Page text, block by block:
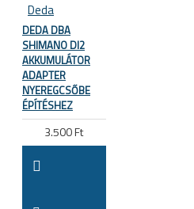
Deda
DEDA DBA
SHIMANO DI2
AKKUMULÁTOR
ADAPTER
NYEREGCSŐBE
ÉPÍTÉSHEZ
3.500 Ft